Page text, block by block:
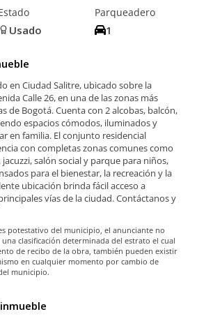
Usado
Parqueadero
1
en Ciudad Salitre, ubicado sobre la
Calle 26, en una de las zonas más
de Bogotá. Cuenta con 2 alcobas, balcón,
espacios cómodos, iluminados y
en familia. El conjunto residencial
con completas zonas comunes como
salón social y parque para niños,
para el bienestar, la recreación y la
ubicación brinda fácil acceso a
vías de la ciudad. Contáctanos y
potestativo del municipio, el anunciante no
clasificación determinada del estrato el cual
de recibo de la obra, también pueden existir
en cualquier momento por cambio de
municipio.